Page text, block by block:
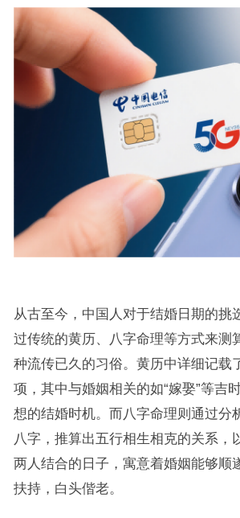
从古至今，中国人对于结婚日期的挑
过传统的黄历、八字命理等方式来测
种流传已久的习俗。黄历中详细记载
项，其中与婚姻相关的如“嫁娶”等吉
想的结婚时机。而八字命理则通过分
八字，推算出五行相生相克的关系，
两人结合的日子，寓意着婚姻能够顺
扶持，白头偕老。